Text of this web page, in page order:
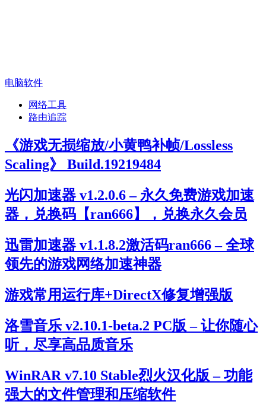
电脑软件
网络工具
路由追踪
《游戏无损缩放/小黄鸭补帧/Lossless
Scaling》 Build.19219484
光闪加速器 v1.2.0.6 – 永久免费游戏加速
器，兑换码【ran666】，兑换永久会员
迅雷加速器 v1.1.8.2激活码ran666 – 全球
领先的游戏网络加速神器
游戏常用运行库+DirectX修复增强版
洛雪音乐 v2.10.1-beta.2 PC版 – 让你随心
听，尽享高品质音乐
WinRAR v7.10 Stable烈火汉化版 – 功能
强大的文件管理和压缩软件